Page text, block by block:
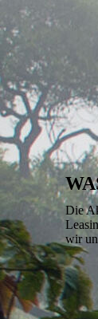
Die
wir